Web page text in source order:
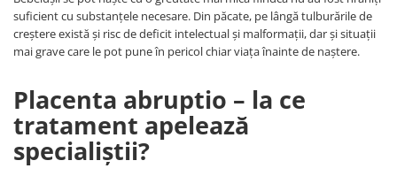
suficient cu substanțele necesare. Din păcate, pe lângă tulburările de
creștere există și risc de deficit intelectual și malformații, dar și situații
mai grave care le pot pune în pericol chiar viața înainte de naștere.
Placenta abruptio – la ce
tratament apelează
specialiștii?